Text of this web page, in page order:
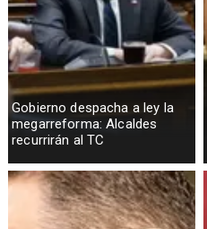
Gobierno despacha a ley la
megarreforma: Alcaldes
recurrirán al TC